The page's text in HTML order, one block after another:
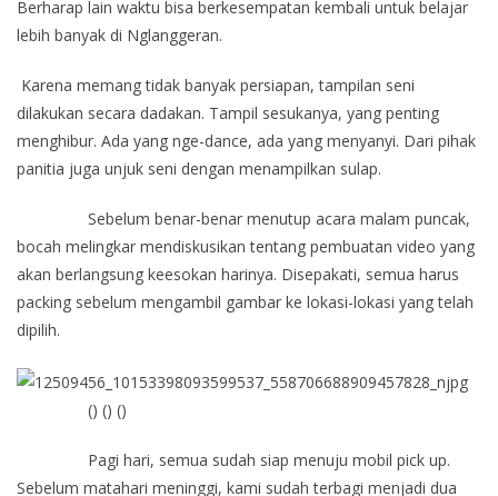
Berharap lain waktu bisa berkesempatan kembali untuk belajar
lebih banyak di Nglanggeran.
Karena memang tidak banyak persiapan, tampilan seni
dilakukan secara dadakan. Tampil sesukanya, yang penting
menghibur. Ada yang nge-dance, ada yang menyanyi. Dari pihak
panitia juga unjuk seni dengan menampilkan sulap.
Sebelum benar-benar menutup acara malam puncak,
bocah melingkar mendiskusikan tentang pembuatan video yang
akan berlangsung keesokan harinya. Disepakati, semua harus
packing sebelum mengambil gambar ke lokasi-lokasi yang telah
dipilih.
() () ()
Pagi hari, semua sudah siap menuju mobil pick up.
Sebelum matahari meninggi, kami sudah terbagi menjadi dua